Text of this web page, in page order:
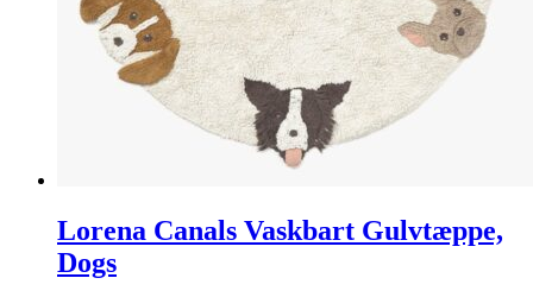
Lorena Canals Vaskbart Gulvtæppe,
Dogs